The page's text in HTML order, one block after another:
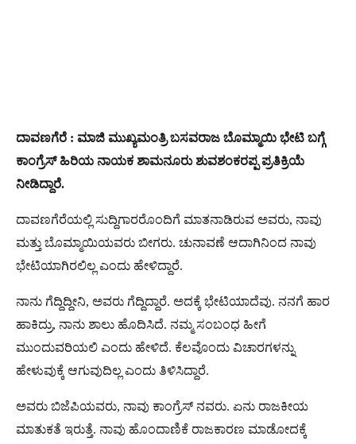
ದಾವಣಗೆರೆ : ಮಾಜಿ ಮುಖ್ಯಮಂತ್ರಿ ಬಸವರಾಜ ಬೊಮ್ಮಾಯಿ ಭೇಟಿ ಬಗ್ಗೆ
ಕಾಂಗ್ರೆಸ್ ಹಿರಿಯ ನಾಯಕ ಶಾಮನೂರು ಶುವಶಂಕರಪ್ಪ ಪ್ರತಿಕ್ರಿಯೆ
ನೀಡಿದ್ದಾರೆ.
ದಾವಣಗೆರೆಯಲ್ಲಿ ಸುದ್ದಿಗಾರರೊಂದಿಗೆ ಮಾತನಾಡಿರುವ ಅವರು, ನಾವು
ಮತ್ತು ಬೊಮ್ಮಾಯಿಯವರು ಬೀಗರು. ಚುನಾವಣೆ ಆದಾಗಿನಿಂದ ನಾವು
ಭೇಟಿಯಾಗಿರಲಿಲ್ಲ ಎಂದು ಹೇಳಿದ್ದಾರೆ.
ನಾನು ಗೆದ್ದಿದ್ದೀನಿ, ಅವರು ಗೆದ್ದಿದ್ದಾರೆ. ಅದಕ್ಕೆ ಭೇಟಿಯಾದೆವು. ನನಗೆ ಹಾರ
ಹಾಕಿದ್ರು, ನಾನು ಶಾಲು ಹೊದಿಸಿದೆ. ನಮ್ಮ ಸಂಬಂಧ ಹೀಗೆ
ಮುಂದುವರಿಯಲಿ ಎಂದು ಹೇಳಿದೆ. ಕೆಲವೊಂದು ವಿಚಾರಗಳನ್ನು
ಹೇಳುವುಕ್ಕೆ ಆಗುವುದಿಲ್ಲ ಎಂದು ತಿಳಿಸಿದ್ದಾರೆ.
ಅವರು ಬಿಜೆಪಿಯವರು, ನಾವು ಕಾಂಗ್ರೆಸ್ ನವರು. ಏನು ರಾಜಕೀಯ
ಮಾತುಕತೆ ಇರುತ್ತೆ. ನಾವು ಹೊಂದಾಣಿಕೆ ರಾಜಕಾರಣ ಮಾಡೋದಕ್ಕೆ